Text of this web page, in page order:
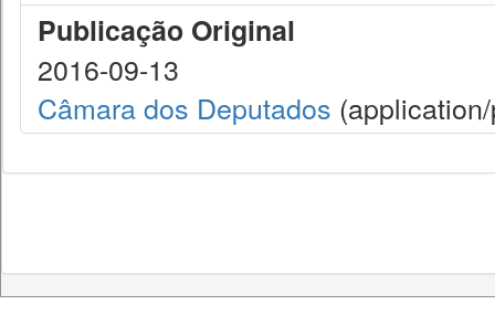
Publicação Original
2016-09-13
Câmara dos Deputados